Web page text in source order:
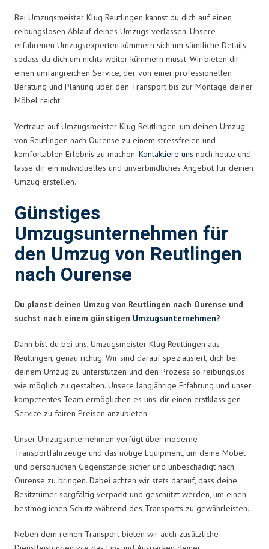
Bei Umzugsmeister Klug Reutlingen kannst du dich auf einen
reibungslosen Ablauf deines Umzugs verlassen. Unsere
erfahrenen Umzugsexperten kümmern sich um sämtliche Details,
sodass du dich um nichts weiter kümmern musst. Wir bieten dir
einen umfangreichen Service, der von einer professionellen
Beratung und Planung über den Transport bis zur Montage deiner
Möbel reicht.
Vertraue auf Umzugsmeister Klug Reutlingen, um deinen Umzug
von Reutlingen nach Ourense zu einem stressfreien und
komfortablen Erlebnis zu machen. Kontaktiere uns noch heute und
lasse dir ein individuelles und unverbindliches Angebot für deinen
Umzug erstellen.
Günstiges
Umzugsunternehmen für
den Umzug von Reutlingen
nach Ourense
Du planst deinen Umzug von Reutlingen nach Ourense und
suchst nach einem günstigen Umzugsunternehmen?
Dann bist du bei uns, Umzugsmeister Klug Reutlingen aus
Reutlingen, genau richtig. Wir sind darauf spezialisiert, dich bei
deinem Umzug zu unterstützen und den Prozess so reibungslos
wie möglich zu gestalten. Unsere langjährige Erfahrung und unser
kompetentes Team ermöglichen es uns, dir einen erstklassigen
Service zu fairen Preisen anzubieten.
Unser Umzugsunternehmen verfügt über moderne
Transportfahrzeuge und das nötige Equipment, um deine Möbel
und persönlichen Gegenstände sicher und unbeschädigt nach
Ourense zu bringen. Dabei achten wir stets darauf, dass deine
Besitztümer sorgfältig verpackt und geschützt werden, um einen
bestmöglichen Schutz während des Transports zu gewährleisten.
Neben dem reinen Transport bieten wir auch zusätzliche